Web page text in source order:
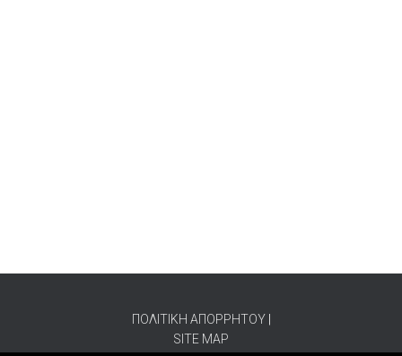
ΠΟΛΙΤΙΚΗ ΑΠΟΡΡΗΤΟΥ|
SITE MAP